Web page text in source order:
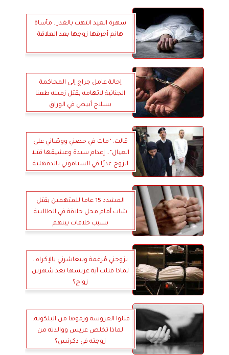
سهرة العيد انتهت بالغدر.. مأساة
هانم أحرقها زوجها بعد العلاقة
إحالة عامل جراج إلى المحاكمة
الجنائية لاتهامه بقتل زميله طعنا
بسلاح أبيض في الوراق
قالت: ”مات في حضني ووصّاني على
العيال”.. إعدام سيدة وعشيقها قتلا
الزوج غدرًا في الستاموني بالدقهلية
المشدد 15 عاما للمتهمين بقتل
شاب أمام محل حلاقة في الطالبية
بسبب خلافات بينهم
تزوجني مُرغمة وبيعاشرني بالإكراه..
لماذا قتلت آية عريسها بعد شهرين
زواج؟
قتلوا العروسة ورموها من البلكونة..
لماذا تخلص عريس ووالدته من
زوجته في دكرنس؟